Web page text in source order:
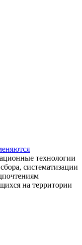
технологии
систематизации
на территории